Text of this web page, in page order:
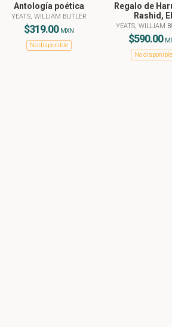
Antología poética
YEATS, WILLIAM BUTLER
$319.00 MXN
No disponible
Regalo de
Rashid, El
YEATS, WILLIAM
$590.00
No disponible